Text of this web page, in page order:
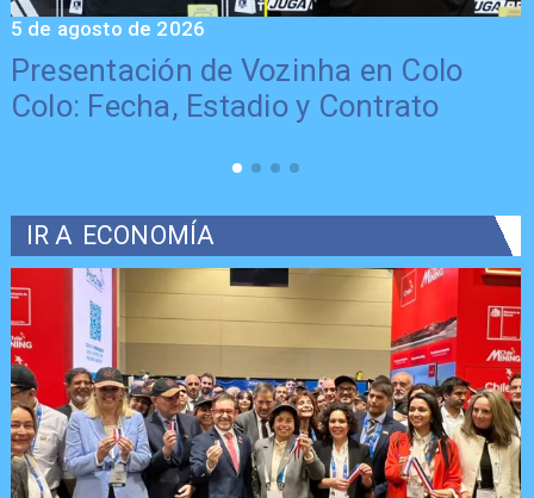
Presentación de Vozinha en Colo
Colo: Fecha, Estadio y Contrato
5 de agosto de 2026
IR A ECONOMÍA